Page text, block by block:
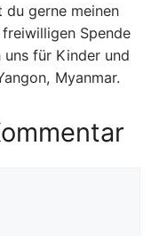
gerne meinen
Spende
für Kinder und
Myanmar.